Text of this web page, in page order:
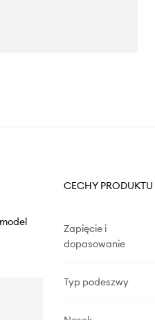
CECHY PRODUKTU
Zapięcie i
dopasowanie
Typ podeszwy